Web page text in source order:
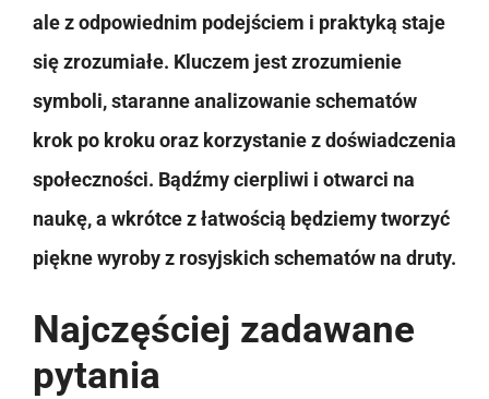
ale z odpowiednim podejściem i praktyką staje
się zrozumiałe. Kluczem jest zrozumienie
symboli, staranne analizowanie schematów
krok po kroku oraz korzystanie z doświadczenia
społeczności. Bądźmy cierpliwi i otwarci na
naukę, a wkrótce z łatwością będziemy tworzyć
piękne wyroby z rosyjskich schematów na druty.
Najczęściej zadawane
pytania